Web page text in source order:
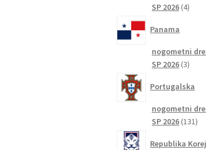
SP 2026 44
Panama
nogometni
SP 2026 33
Portugalska
nogometni
SP 2026 131131
Republika